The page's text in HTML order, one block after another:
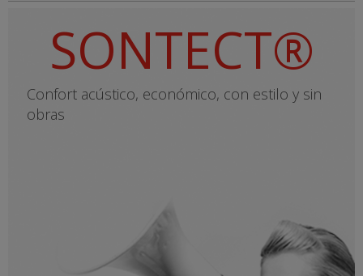
SONTECT®
Confort acústico, económico, con estilo y sin
obras